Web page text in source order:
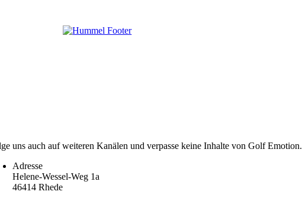
uns auch auf weiteren Kanälen und verpasse keine Inhalte von Golf Emotion.
Adresse
Helene-Wessel-Weg 1a
46414 Rhede